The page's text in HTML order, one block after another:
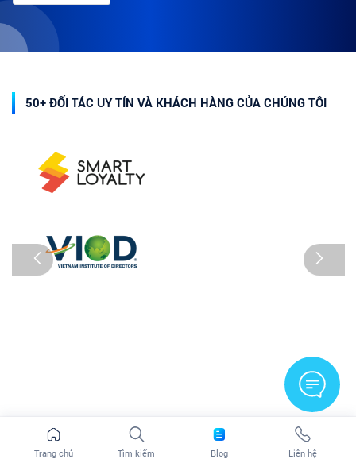
50+ ĐỐI TÁC UY TÍN VÀ KHÁCH HÀNG CỦA CHÚNG TÔI
Trang chủ Tìm kiếm Blog Liên hệ